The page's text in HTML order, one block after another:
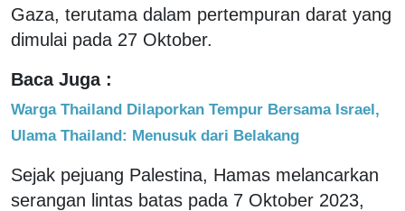
Gaza, terutama dalam pertempuran darat yang
dimulai pada 27 Oktober.
Baca Juga :
Warga Thailand Dilaporkan Tempur Bersama Israel,
Ulama Thailand: Menusuk dari Belakang
Sejak pejuang Palestina, Hamas melancarkan
serangan lintas batas pada 7 Oktober 2023,